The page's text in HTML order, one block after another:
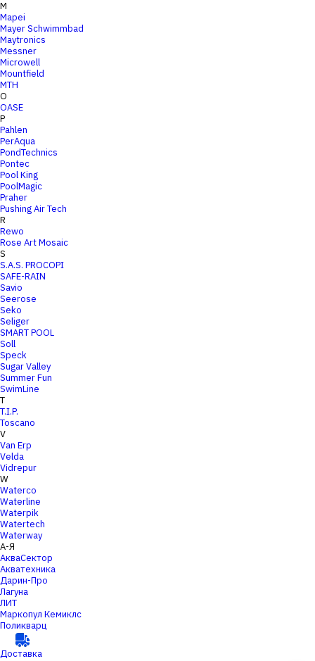
M
Mapei
Mayer Schwimmbad
Maytronics
Messner
Microwell
Mountfield
MTH
O
OASE
P
Pahlen
PerAqua
PondTechnics
Pontec
Pool King
PoolMagic
Praher
Pushing Air Tech
R
Rewo
Rose Art Mosaic
S
S.A.S. PROCOPI
SAFE-RAIN
Savio
Seerose
Seko
Seliger
SMART POOL
Soll
Speck
Sugar Valley
Summer Fun
SwimLine
T
T.I.P.
Toscano
V
Van Erp
Velda
Vidrepur
W
Waterco
Waterline
Waterpik
Watertech
Waterway
А-Я
АкваСектор
Акватехника
Дарин-Про
Лагуна
ЛИТ
Маркопул Кемиклс
Поликварц
Доставка